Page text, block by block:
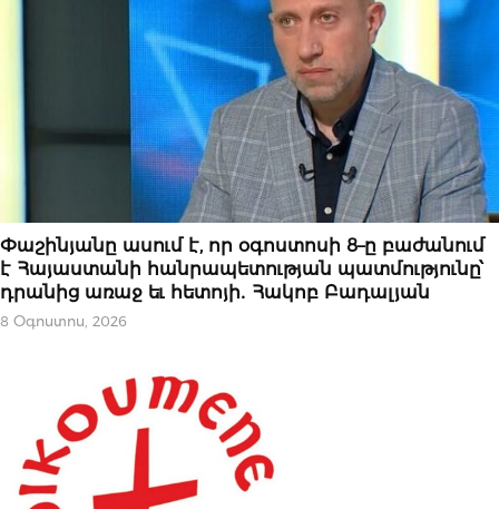
ԿԱՐԵՎՈՐԸ
Փաշինյանը ասում է, որ օգոստոսի 8–ը բաժանում
է Հայաստանի հանրապետության պատմությունը՝
դրանից առաջ եւ հետոյի․ Հակոբ Բադալյան
8 Օգոստոս, 2026